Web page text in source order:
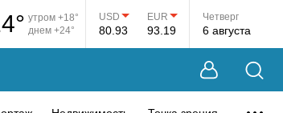
утром +18°
днем +24°
USD
80.93
EUR
93.19
Четверг
6 августа